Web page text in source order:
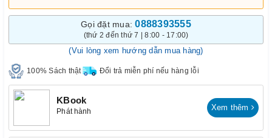
Gọi đặt mua:0888393555
(thứ 2 đến thứ 7 | 8:00 - 17:00)
(Vui lòng xem hướng dẫn mua hàng)
100% Sách thật Đổi trả miễn phí nếu hàng lỗi
KBook
Phát hành Xem thêm